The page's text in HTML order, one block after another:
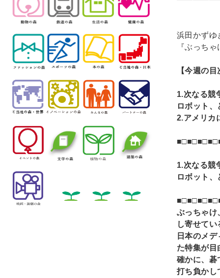
浜田かずゆ
『ぶっち
【今週の
1.次なる競
ロボット
2.アメリカ
1.次なる競
ロボット
ぶっちゃけ
し寄せてい
日本のメ
た特集が目
確かに、碁
打ち負かし